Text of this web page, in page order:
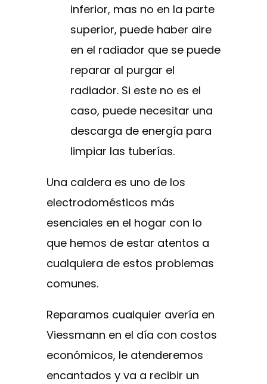
inferior, mas no en la parte
superior, puede haber aire
en el radiador que se puede
reparar al purgar el
radiador. Si este no es el
caso, puede necesitar una
descarga de energía para
limpiar las tuberías.
Una caldera es uno de los
electrodomésticos más
esenciales en el hogar con lo
que hemos de estar atentos a
cualquiera de estos problemas
comunes.
Reparamos cualquier avería en
Viessmann en el día con costos
económicos, le atenderemos
encantados y va a recibir un